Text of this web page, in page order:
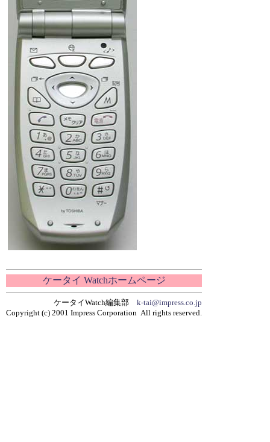
ケータイ Watchホームページ
ケータイWatch編集部 k-tai@impress.co.jp
Copyright (c) 2001 Impress Corporation All rights reserved.